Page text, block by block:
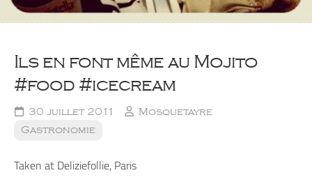
Ils en font même au Mojito
#food #icecream
30 juillet 2011
Mosquetayre
Gastronomie
Taken at Deliziefollie, Paris